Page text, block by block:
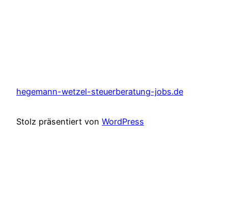
hegemann-wetzel-steuerberatung-jobs.de
Stolz präsentiert von WordPress